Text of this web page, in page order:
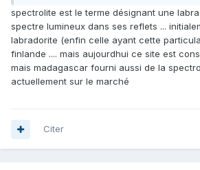
spectrolite est le terme désignant une
spectre lumineux dans ses reflets ...
labradorite (enfin celle ayant cette
finlande .... mais aujourdhui ce site est
mais madagascar fourni aussi de la
actuellement sur le marché
Citer